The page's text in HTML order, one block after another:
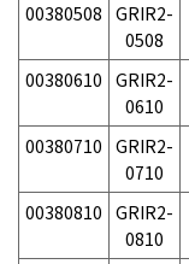
00380508 GRIR2-
0508
00380610 GRIR2-
0610
00380710 GRIR2-
0710
00380810 GRIR2-
0810